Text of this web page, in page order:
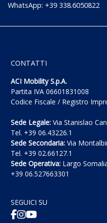
WhatsApp: +39 338.6050822
CONTATTI
ACI Mobility S.p.A.
Partita IVA 06601831008
Codice Fiscale / Registro
Sede Legale: Via Stanislao
Tel. +39 06.43226.1
Sede Secondaria: Via
Tel. +39 02.66127.1
Sede Operativa: Largo
+39 06.527663301
SEGUICI SU